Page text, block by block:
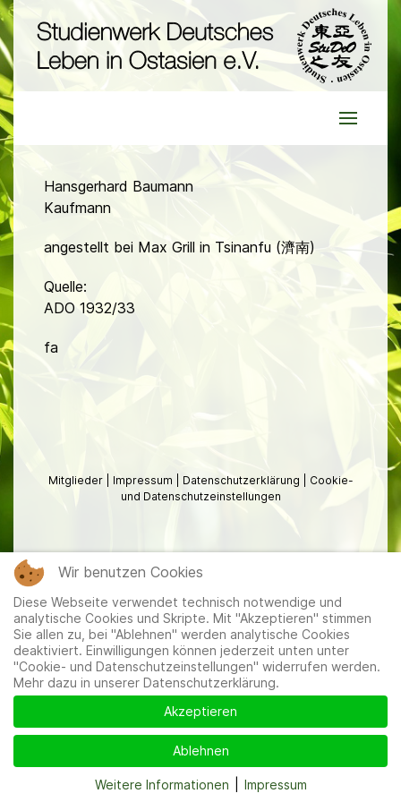
Hansgerhard Baumann
Kaufmann
angestellt bei Max Grill in Tsinanfu (濟南)
Quelle:
ADO 1932/33
fa
Mitglieder Impressum Datenschutzerklärung
Cookie-
und Datenschutzeinstellungen
Wir benutzen Cookies
Diese Webseite verwendet technisch notwendige und
analytische Cookies und Skripte. Mit "Akzeptieren" stimmen
Sie allen zu, bei "Ablehnen" werden analytische Cookies
deaktiviert. Einwilligungen können jederzeit unten unter
"Cookie- und Datenschutzeinstellungen" widerrufen werden.
Mehr dazu in unserer Datenschutzerklärung.
Akzeptieren
Ablehnen
Weitere Informationen Impressum